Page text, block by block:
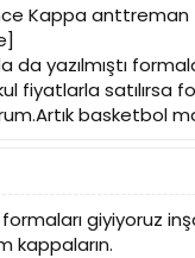
Kappa anttreman
da yazılmıştı
fiyatlarla
basketbol
formaları giyiyoruz
kappaların.